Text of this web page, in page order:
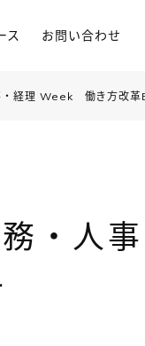
ス お問い合わせ
・経理 Week 働き方改革
務・